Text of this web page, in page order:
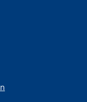
Metallurgy